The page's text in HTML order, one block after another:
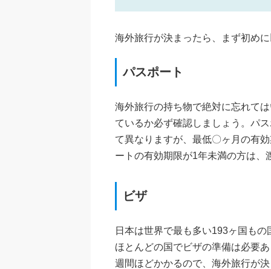
海外旅行が決まったら、まず初め
パスポート
海外旅行の持ち物で絶対に忘れて
ているか必ず確認しましょう。パ
て異なりますが、最低〇ヶ月の有
ートの有効期限が1年未満の方は
ビザ
日本は世界で最も多い193ヶ国も
ほとんどの国でビザの準備は必要
週間ほどかかるので、海外旅行が